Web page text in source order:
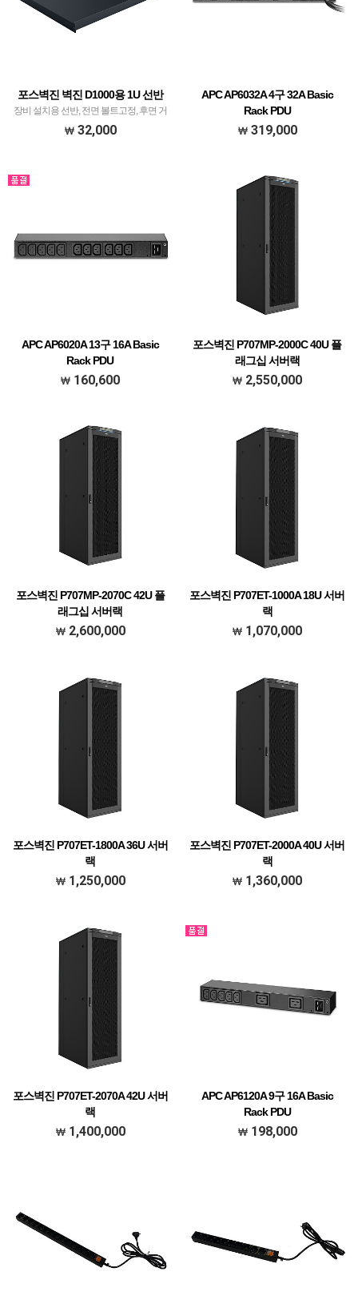
포스벽진 벽진 D1000용 1U 선반
장비 설치용 선반, 전면 볼트고정, 후면 거
치식
32,000
APC AP6032A 4구 32A Basic
Rack PDU
220-240V 32A
319,000
APC AP6020A 13구 16A Basic
Rack PDU
100-240V/20A / 220-240V/16A
160,600
포스벽진 P707MP-2000C 40U 플
래그십 서버랙
H2000*D1200*W600 (40U)
2,550,000
포스벽진 P707MP-2070C 42U 플
래그십 서버랙
H2070*D1200*W600 (42U)
2,600,000
포스벽진 P707ET-1000A 18U 서버
랙
H1000*D1000*W600 BLK (18U)
1,070,000
포스벽진 P707ET-1800A 36U 서버
랙
H1800*D1000*W600 BLK (36U)
1,250,000
포스벽진 P707ET-2000A 40U 서버
랙
H2000*D1000*W600 BLK (40U)
1,360,000
포스벽진 P707ET-2070A 42U 서버
랙
H2070*D1000*W600 BLK (42U)
1,400,000
APC AP6120A 9구 16A Basic
Rack PDU
230V 16A 3.3KW
198,000